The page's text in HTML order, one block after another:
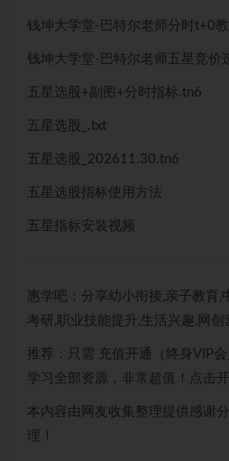
钱坤大学堂-巴特尔老师分时t+0
钱坤大学堂-巴特尔老师五星竞价
五星选股+副图+分时指标.tn6
五星选股_.txt
五星选股_202611.30.tn6
五星选股指标使用方法
五星指标安装视频
惠学吧：分享幼小衔接,亲子教育,
考研,职业技能提升,生活兴趣,网创
推荐：只需 充值开通（终身VIP
学习全部资源，非常超值！点击
本内容由网友收集整理提供感谢
理！